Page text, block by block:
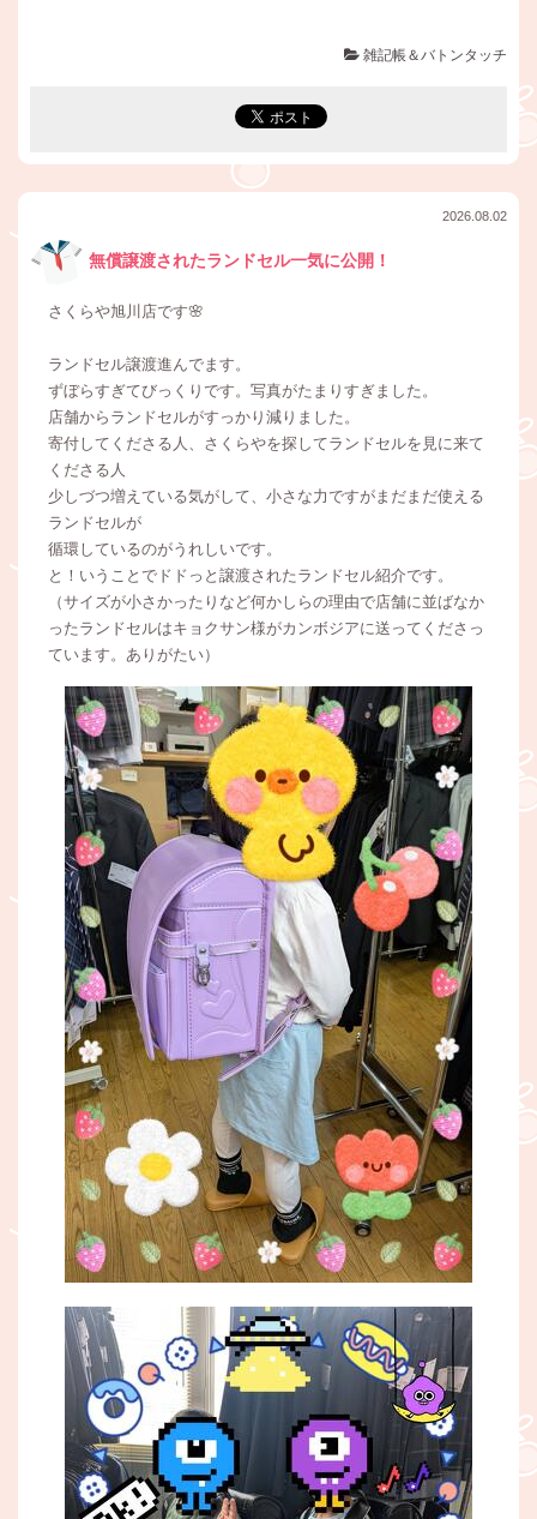
雑記帳＆バトンタッチ
2026.08.02
無償譲渡されたランドセル一気に公開！
さくらや旭川店です🌸
ランドセル譲渡進んでます。
ずぼらすぎてびっくりです。写真がたまりすぎました。
店舗からランドセルがすっかり減りました。
寄付してくださる人、さくらやを探してランドセルを見に来て
くださる人
少しづつ増えている気がして、小さな力ですがまだまだ使える
ランドセルが
循環しているのがうれしいです。
と！いうことでドドっと譲渡されたランドセル紹介です。
（サイズが小さかったりなど何かしらの理由で店舗に並ばなか
ったランドセルはキョクサン様がカンボジアに送ってくださっ
ています。ありがたい）